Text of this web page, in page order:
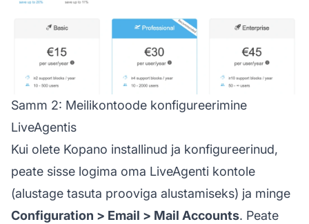
Samm 2: Meilikontoode konfigureerimine
LiveAgentis
Kui olete Kopano installinud ja konfigureerinud,
peate sisse logima oma LiveAgenti kontole
(alustage tasuta prooviga alustamiseks) ja minge
Configuration > Email > Mail Accounts. Peate